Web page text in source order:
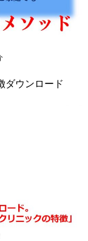
ダウンロード